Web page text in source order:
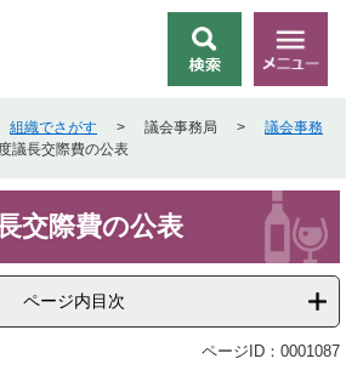
索
メ
ニ
ー
組織でさがす > 議会事務局 >
議会事務
議長交際費の公表
交際費の公表
ページ内目次
ページID：0001087